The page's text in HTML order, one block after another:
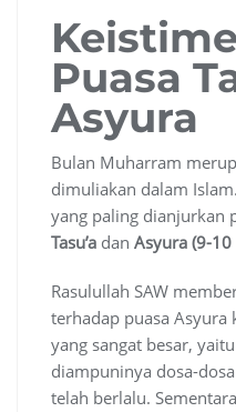
Puasa
Asyura
Bulan Muharram
dimuliakan dalam
yang paling dianjurkan
Tasu’a dan Asyura (9-
Rasulullah SAW
terhadap puasa
yang sangat besar,
diampuninya dosa-
telah berlalu.